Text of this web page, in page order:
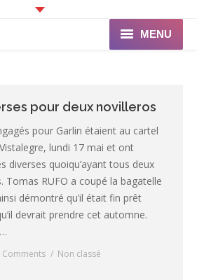
MENU
Programme
Ganaderia de PINCHA
Les Toreros
Infos pratiques
pour deux novilleros
pour Garlin étaient au cartel
lundi 17 mai et ont
diverses quoiqu’ayant tous deux
Tomas RUFO a coupé la bagatelle
démontré qu’il était fin prêt
devrait prendre cet automne.
Comments
Non classé